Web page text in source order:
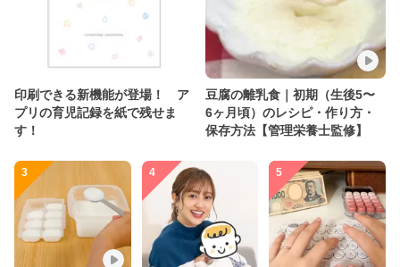
印刷できる新機能が登場！ ア
プリの育児記録を紙で残せま
す！
豆腐の離乳食｜初期（生後5〜
6ヶ月頃）のレシピ・作り方・
保存方法【管理栄養士監修】
3 4 5